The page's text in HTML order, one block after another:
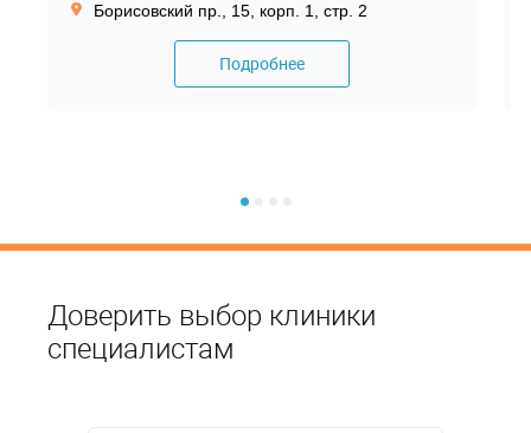
Борисовский пр., 15, корп. 1, стр. 2
Подробнее
Доверить выбор клиники
специалистам